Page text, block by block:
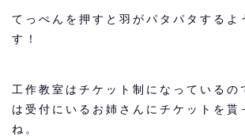
てっぺんを押すと羽がパタパタするよ
す！
工作教室はチケット制になっているの
は受付にいるお姉さんにチケットを貰
ね。